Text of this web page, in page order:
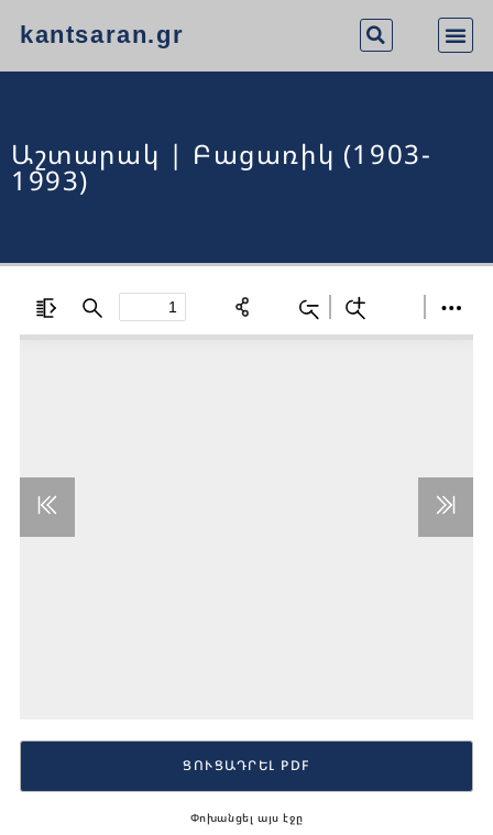
kantsaran.gr
Աշտարակ | Բացառիկ (1903-
1993)
Փոխանցել այս էջը
ՑՈՒՑԱԴՐԵԼ PDF